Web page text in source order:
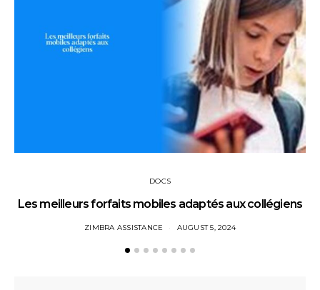
DOCS
Les meilleurs forfaits mobiles adaptés aux collégiens
ZIMBRA ASSISTANCE AUGUST 5, 2024